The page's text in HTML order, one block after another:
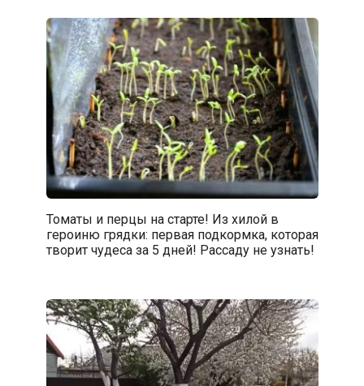
Томаты и перцы на старте! Из хилой в
героиню грядки: первая подкормка, которая
творит чудеса за 5 дней! Рассаду не узнать!